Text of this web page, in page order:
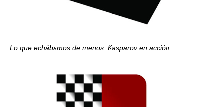
Lo que echábamos de menos: Kasparov en acción